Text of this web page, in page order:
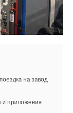
на завод
и приложения